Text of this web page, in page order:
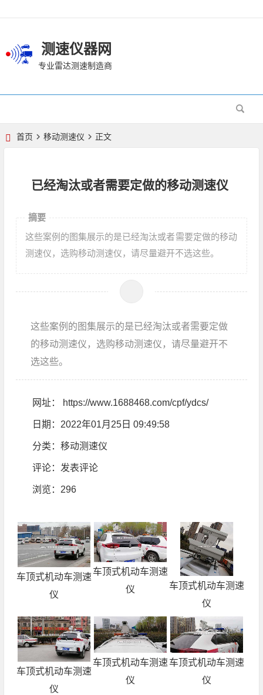
测速仪器网
专业雷达测速制造商
首页 移动测速仪 正文
已经淘汰或者需要定做的移动测速仪
摘要
这些案例的图集展示的是已经淘汰或者需要定做的移动
测速仪，选购移动测速仪，请尽量避开不选这些。
这些案例的图集展示的是已经淘汰或者需要定做
的移动测速仪，选购移动测速仪，请尽量避开不
选这些。
网址： https://www.1688468.com/cpf/ydcs/
日期：2022年01月25日 09:49:58
分类： 移动测速仪
评论： 发表评论
浏览 ：296
车顶式机动车测速
仪
车顶式机动车测速
仪
车顶式机动车测速
仪
车顶式机动车测速
仪
车顶式机动车测速
仪
车顶式机动车测速
仪